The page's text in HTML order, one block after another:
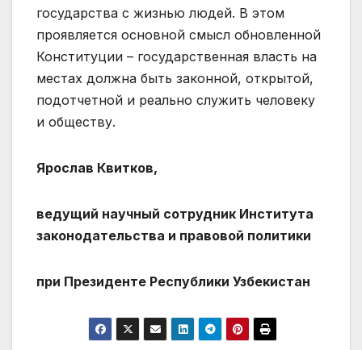
государства с жизнью людей. В этом
проявляется основной смысл обновленной
Конституции – государственная власть на
местах должна быть законной, открытой,
подотчетной и реально служить человеку
и обществу.
Ярослав Квитков,
ведущий научный сотрудник Института
законодательства и правовой политики
при Президенте Республики Узбекистан